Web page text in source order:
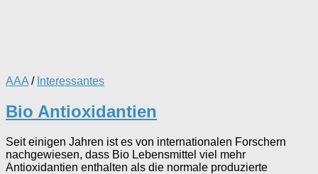
AAA / Interessantes
Bio Antioxidantien
Seit einigen Jahren ist es von internationalen Forschern
nachgewiesen, dass Bio Lebensmittel viel mehr
Antioxidantien enthalten als die normale produzierte